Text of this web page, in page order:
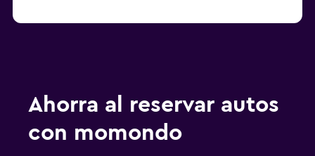
Ahorra al reservar autos
con momondo